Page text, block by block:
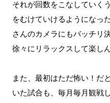
それが回数をこなしていく
をむけていけるようになっ
さんのカメラにもバッチリ
徐々にリラックスして楽し
また、最初はただ怖い！だ
いた試合も、毎月毎月観戦